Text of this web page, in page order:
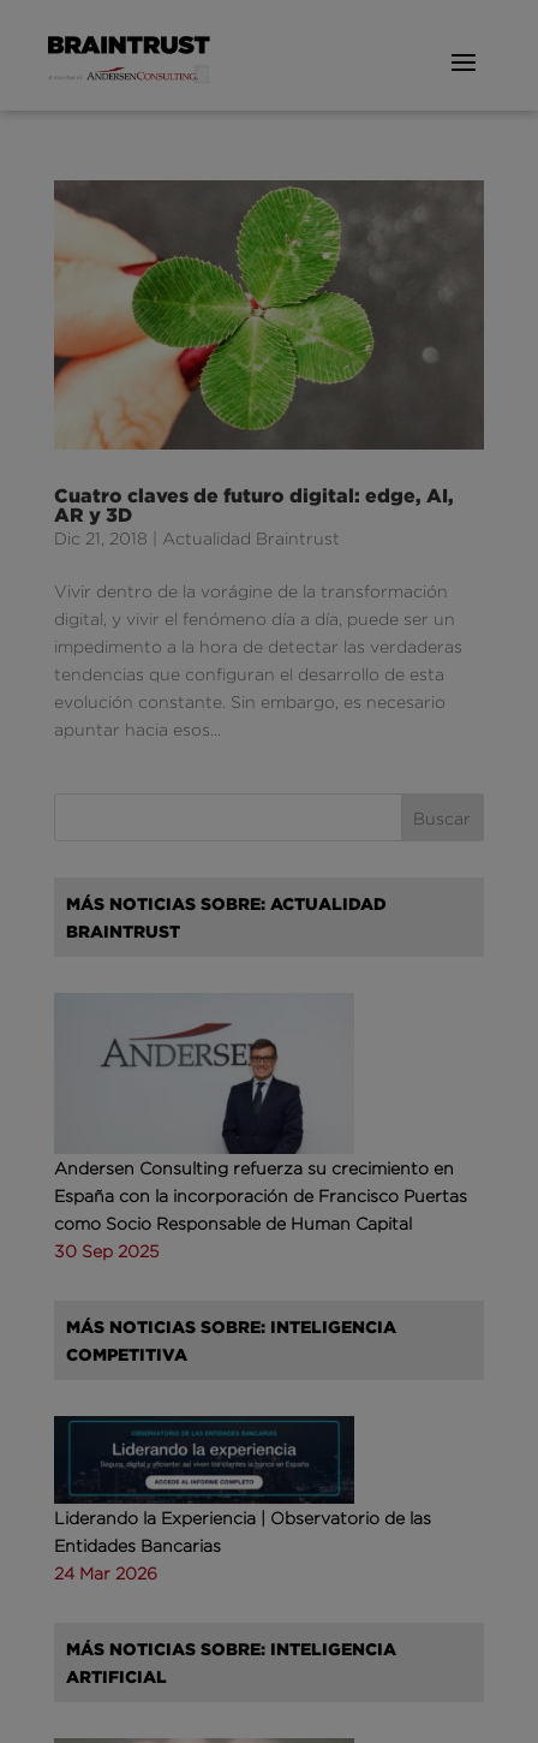
Cuatro claves de futuro digital: edge, AI,
AR y 3D
Dic 21, 2018 Actualidad Braintrust
Vivir dentro de la vorágine de la transformación
digital, y vivir el fenómeno día a día, puede ser un
impedimento a la hora de detectar las verdaderas
tendencias que configuran el desarrollo de esta
evolución constante. Sin embargo, es necesario
apuntar hacia esos...
MÁS NOTICIAS SOBRE: ACTUALIDAD
BRAINTRUST
Andersen Consulting refuerza su crecimiento en
España con la incorporación de Francisco Puertas
como Socio Responsable de Human Capital
30 Sep 2025
MÁS NOTICIAS SOBRE: INTELIGENCIA
COMPETITIVA
Liderando la Experiencia | Observatorio de las
Entidades Bancarias
24 Mar 2026
MÁS NOTICIAS SOBRE: INTELIGENCIA
ARTIFICIAL